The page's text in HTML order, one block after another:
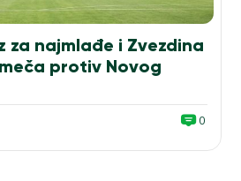
za najmlađe i Zvezdina
protiv Novog
0